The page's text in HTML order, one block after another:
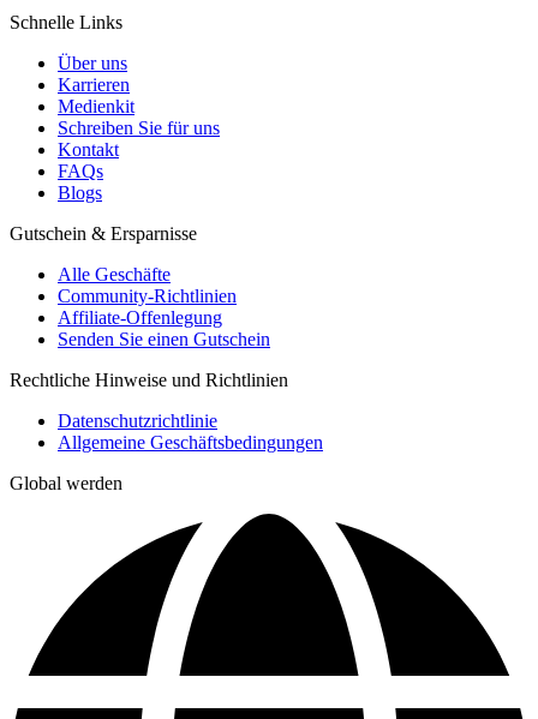
Schnelle Links
Über uns
Karrieren
Medienkit
Schreiben Sie für uns
Kontakt
FAQs
Blogs
Gutschein & Ersparnisse
Alle Geschäfte
Community-Richtlinien
Affiliate-Offenlegung
Senden Sie einen Gutschein
Rechtliche Hinweise und Richtlinien
Datenschutzrichtlinie
Allgemeine Geschäftsbedingungen
Global werden